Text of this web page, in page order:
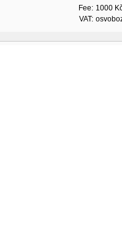
Fee: 1000
VAT: